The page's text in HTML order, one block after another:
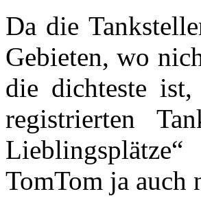
Da die
Gebieten, wo
die dichteste
registrierten
TomTom ja auch